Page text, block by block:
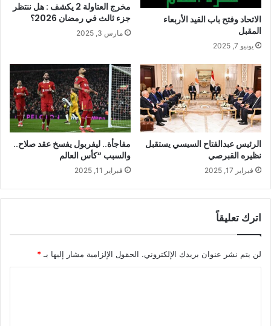
الاتحاد وفتح باب القيد الأربعاء
المقبل
يونيو 7, 2025
مخرج العتاولة 2 يكشف : هل ننتظر
جزء ثالث في رمضان 2026؟
مارس 3, 2025
الرئيس عبدالفتاح السيسي يستقبل
نظيره القبرصي
فبراير 17, 2025
مفاجأة.. ليفربول يفسخ عقد صلاح..
والسبب “كأس العالم
فبراير 11, 2025
اترك تعليقاً
لن يتم نشر عنوان بريدك الإلكتروني. الحقول الإلزامية مشار إليها بـ *